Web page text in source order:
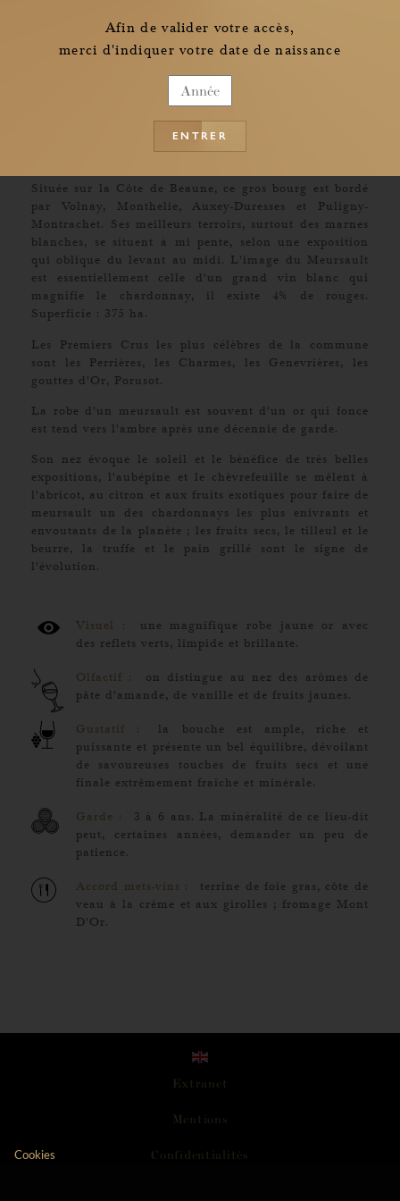
Cookies
Meursault
Située sur la Côte de Beaune, ce gros bourg est bordé
par Volnay, Monthelie, Auxey-Duresses et Puligny-
Montrachet. Ses meilleurs terroirs, surtout des marnes
blanches, se situent à mi pente, selon une exposition
qui oblique du levant au midi. L'image du Meursault
est essentiellement celle d'un grand vin blanc qui
magnifie le chardonnay, il existe 4% de rouges.
Superficie : 375 ha.
Les Premiers Crus les plus célèbres de la commune
sont les Perrières, les Charmes, les Genevrières, les
gouttes d'Or, Porusot.
La robe d'un meursault est souvent d'un or qui fonce
est tend vers l'ambre après une décennie de garde.
Son nez évoque le soleil et le bénéfice de très belles
expositions, l'aubépine et le chèvrefeuille se mêlent à
l'abricot, au citron et aux fruits exotiques pour faire de
meursault un des chardonnays les plus enivrants et
envoutants de la planète ; les fruits secs, le tilleul et le
beurre, la truffe et le pain grillé sont le signe de
l'évolution.
Visuel :
une magnifique robe jaune or avec
des reflets verts, limpide et brillante.
Olfactif :
on distingue au nez des arômes de
pâte d'amande, de vanille et de fruits jaunes.
Gustatif :
la bouche est ample, riche et
puissante et présente un bel équilibre, dévoilant
de savoureuses touches de fruits secs et une
finale extrêmement fraîche et minérale.
Garde :
3 à 6 ans. La minéralité de ce lieu-dit
peut, certaines années, demander un peu de
patience.
Accord mets-vins :
terrine de foie gras, côte de
veau à la crème et aux girolles ; fromage Mont
D'Or.
Extranet
Me n t ions
Confide n t iali t é s
Afin de valider votre accès,
merci d'indiquer votre date de naissance
ENTRER